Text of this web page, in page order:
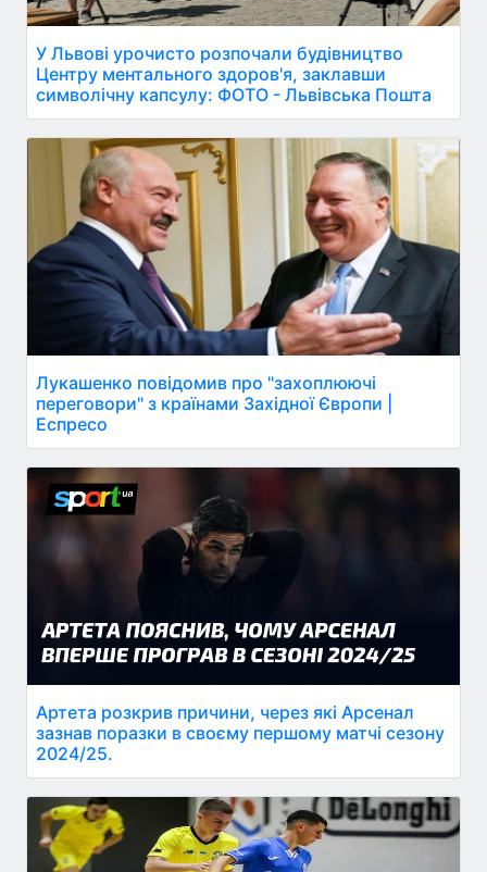
У Львові урочисто розпочали будівництво
Центру ментального здоров'я, заклавши
символічну капсулу: ФОТО - Львівська Пошта
Лукашенко повідомив про "захоплюючі
переговори" з країнами Західної Європи |
Еспресо
Артета розкрив причини, через які Арсенал
зазнав поразки в своєму першому матчі сезону
2024/25.